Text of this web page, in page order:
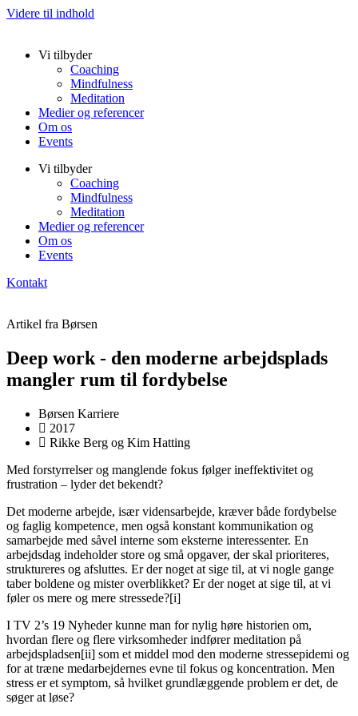
Videre til indhold
Vi tilbyder
Coaching
Mindfulness
Meditation
Medier og referencer
Om os
Events
Vi tilbyder
Coaching
Mindfulness
Meditation
Medier og referencer
Om os
Events
Kontakt
Artikel fra Børsen
Deep work - den moderne arbejdsplads
mangler rum til fordybelse
Børsen Karriere
2017
Rikke Berg og Kim Hatting
Med forstyrrelser og manglende fokus følger ineffektivitet og
frustration – lyder det bekendt?
Det moderne arbejde, især vidensarbejde, kræver både fordybelse
og faglig kompetence, men også konstant kommunikation og
samarbejde med såvel interne som eksterne interessenter. En
arbejdsdag indeholder store og små opgaver, der skal prioriteres,
struktureres og afsluttes. Er der noget at sige til, at vi nogle gange
taber boldene og mister overblikket? Er der noget at sige til, at vi
føler os mere og mere stressede?[i]
I TV 2’s 19 Nyheder kunne man for nylig høre historien om,
hvordan flere og flere virksomheder indfører meditation på
arbejdspladsen[ii] som et middel mod den moderne stressepidemi og
for at træne medarbejdernes evne til fokus og koncentration. Men
stress er et symptom, så hvilket grundlæggende problem er det, de
søger at løse?